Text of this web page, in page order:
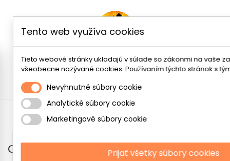
Obchodné podmienky
Obchodné podmienky
Tento web využíva cookies
Tieto webové stránky ukladajú v súlade so zákonmi na vaše
všeobecne nazývané cookies. Používaním týchto stránok s
Nevyhnutné súbory cookie
Analytické súbory cookie
Marketingové súbory cookie
Prijať všetky súbory cookies